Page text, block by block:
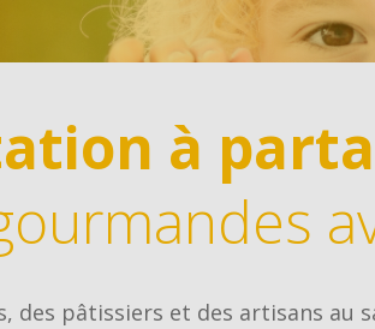
DÉCOUVRIR
à
des pâtissiers et des artisans au